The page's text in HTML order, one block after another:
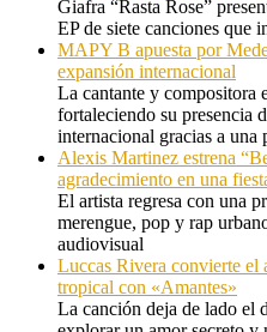
Giafra “Rasta Rose”
EP de siete canciones que
MAPY B apuesta por
expansión internacional
La cantante y compositora
fortaleciendo su presencia
internacional gracias a una
Alexis Martinez estrena
agradecimiento en una
El artista regresa con una
merengue, pop y rap
audiovisual
Luccas Rivera convierte
tropical con «Amantes»
La canción deja de lado el